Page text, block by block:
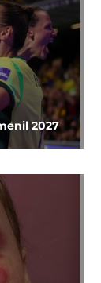
2027